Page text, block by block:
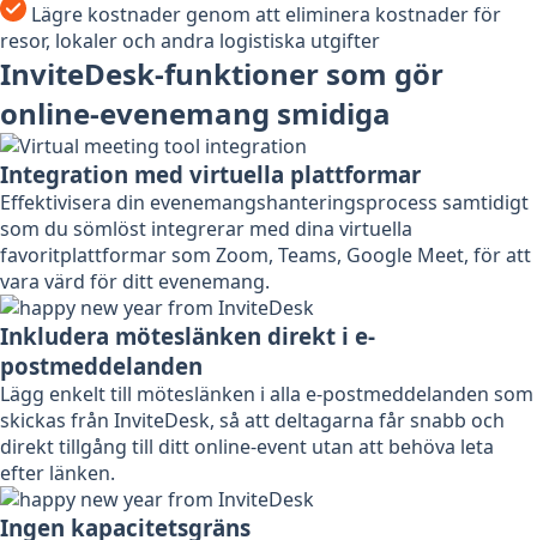
Lägre kostnader genom att eliminera kostnader för
resor, lokaler och andra logistiska utgifter
InviteDesk-funktioner som gör
online-evenemang smidiga
Integration med virtuella plattformar
Effektivisera din evenemangshanteringsprocess samtidigt
som du sömlöst integrerar med dina virtuella
favoritplattformar som Zoom, Teams, Google Meet, för att
vara värd för ditt evenemang.
Inkludera möteslänken direkt i e-
postmeddelanden
Lägg enkelt till möteslänken i alla e-postmeddelanden som
skickas från InviteDesk, så att deltagarna får snabb och
direkt tillgång till ditt online-event utan att behöva leta
efter länken.
Ingen kapacitetsgräns